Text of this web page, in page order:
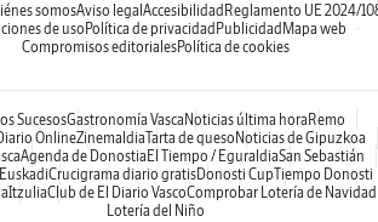
somosAviso legal Accesibilidad Reglamento UE 2024/
de usoPolítica de privacidad Publicidad Mapa web
Compromisos editorialesPolítica de cookies
SucesosGastronomía Vasca Noticias última hora Remo
OnlineZinemaldiaTarta de queso Noticias de Gipuzkoa
Agenda de Donostia El Tiempo / EguraldiaSan Sebastián
Crucigrama diario gratisDonosti CupTiempo Donosti
ItzuliaClub de El Diario VascoComprobar Lotería de Navidad
Lotería del Niño